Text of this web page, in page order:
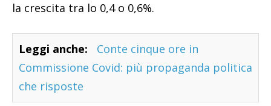
la crescita tra lo 0,4 o 0,6%.
Leggi anche:
Conte cinque ore in
Commissione Covid: più propaganda politica
che risposte